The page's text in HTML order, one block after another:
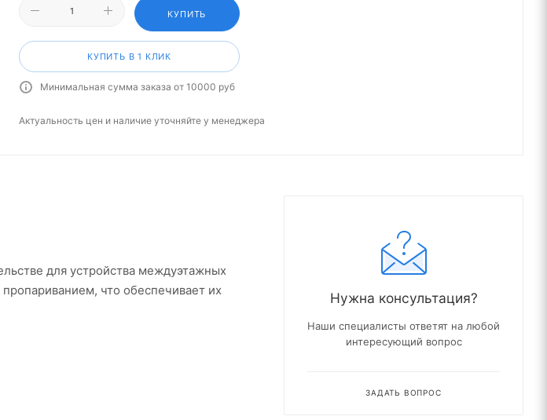
КУПИТЬ
КУПИТЬ В 1 КЛИК
Минимальная сумма заказа от 10000 руб
Актуальность цен и наличие уточняйте у менеджера
для устройства междуэтажных
что обеспечивает их
Нужна консультация?
Наши специалисты ответят на любой
интересующий вопрос
ЗАДАТЬ ВОПРОС